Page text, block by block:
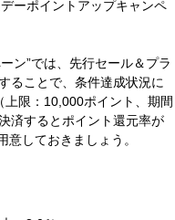
ーポイントアップキャンペ
ン”では、先行セール＆プラ
ることで、条件達成状況に
限：10,000ポイント、期間
済するとポイント還元率が
しておきましょう。